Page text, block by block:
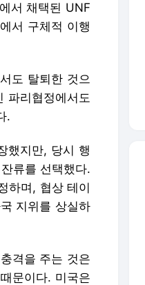
서 채택된 UNF
서 구체적 이행
도 탈퇴한 것으
파리협정에서도
.
했지만, 당시 행
류를 선택했다.
하며, 협상 테이
지위를 상실하
격을 주는 것은
문이다. 미국은